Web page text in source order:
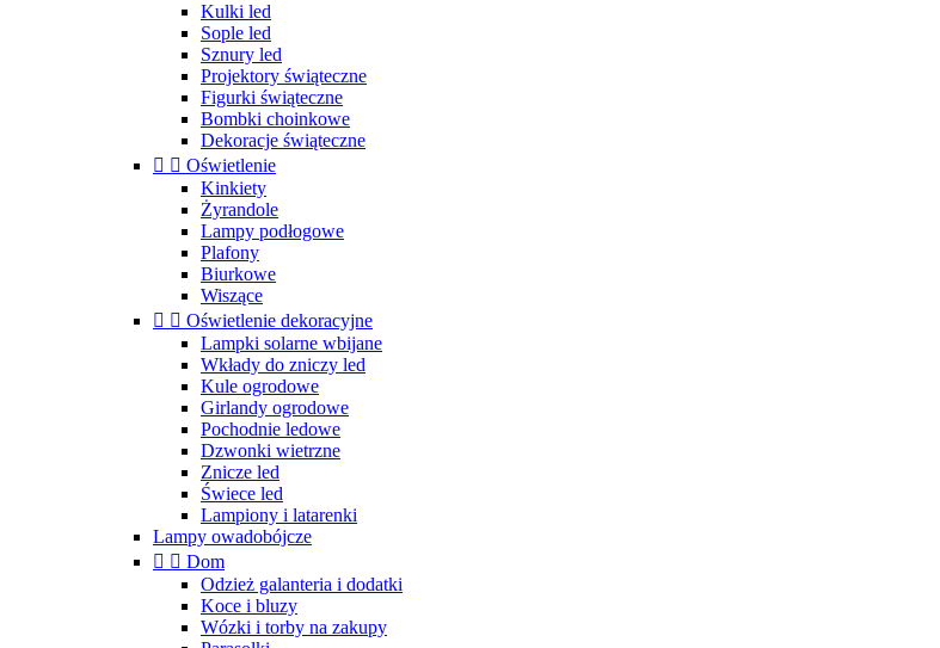
Kulki led
Sople led
Sznury led
Projektory świąteczne
Figurki świąteczne
Bombki choinkowe
Dekoracje świąteczne
  Oświetlenie
Kinkiety
Żyrandole
Lampy podłogowe
Plafony
Biurkowe
Wiszące
  Oświetlenie dekoracyjne
Lampki solarne wbijane
Wkłady do zniczy led
Kule ogrodowe
Girlandy ogrodowe
Pochodnie ledowe
Dzwonki wietrzne
Znicze led
Świece led
Lampiony i latarenki
Lampy owadobójcze
  Dom
Odzież galanteria i dodatki
Koce i bluzy
Wózki i torby na zakupy